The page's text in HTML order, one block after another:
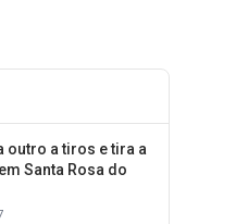
outro a tiros e tira a
Santa Rosa do